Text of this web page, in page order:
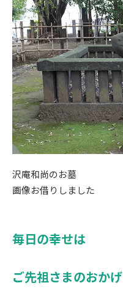
沢庵和尚のお墓
画像お借りしました
毎日の幸せは
ご先祖さまのおかげ